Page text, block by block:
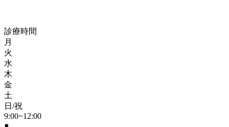
診療時間
月
火
水
木
金
土
日/祝
9:00~12:00